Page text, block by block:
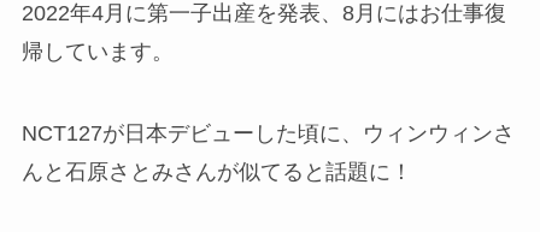
2022年4月に第一子出産を発表、8月にはお仕事復
帰しています。
NCT127が日本デビューした頃に、ウィンウィンさ
んと石原さとみさんが似てると話題に！